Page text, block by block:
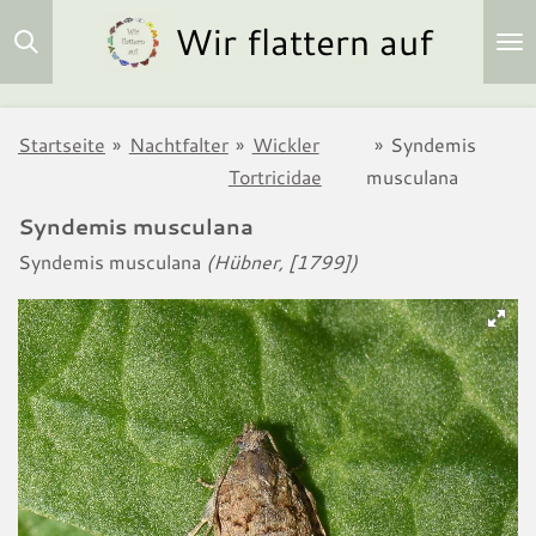
Zum
Hauptinhalt
Wir flattern auf
Startseite » Nachtfalter » Wickler
Tortricidae
» Syndemis
musculana
Syndemis musculana
Syndemis musculana (Hübner, [1799])